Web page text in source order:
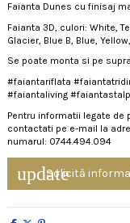
Faianta Dunes cu finisaj
Faianta 3D, culori: White,
Glacier, Blue B, Blue,
Se poate monta si pe
#faiantariflata
#faiantaliving
Pentru informatii legate de
contactati pe e-mail la
numarul: 0744.494.094
update
Solicită